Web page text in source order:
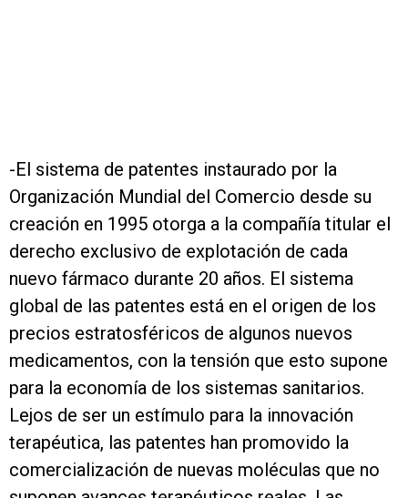
-El sistema de patentes instaurado por la
Organización Mundial del Comercio desde su
creación en 1995 otorga a la compañía titular el
derecho exclusivo de explotación de cada
nuevo fármaco durante 20 años. El sistema
global de las patentes está en el origen de los
precios estratosféricos de algunos nuevos
medicamentos, con la tensión que esto supone
para la economía de los sistemas sanitarios.
Lejos de ser un estímulo para la innovación
terapéutica, las patentes han promovido la
comercialización de nuevas moléculas que no